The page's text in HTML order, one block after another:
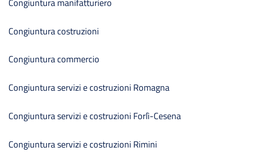
Congiuntura costruzioni
Congiuntura commercio
Congiuntura servizi e costruzioni Romagna
Congiuntura servizi e costruzioni Forlì-Cesena
Congiuntura servizi e costruzioni Rimini